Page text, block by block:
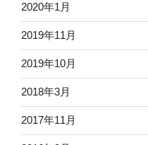
2020年1月
2019年11月
2019年10月
2018年3月
2017年11月